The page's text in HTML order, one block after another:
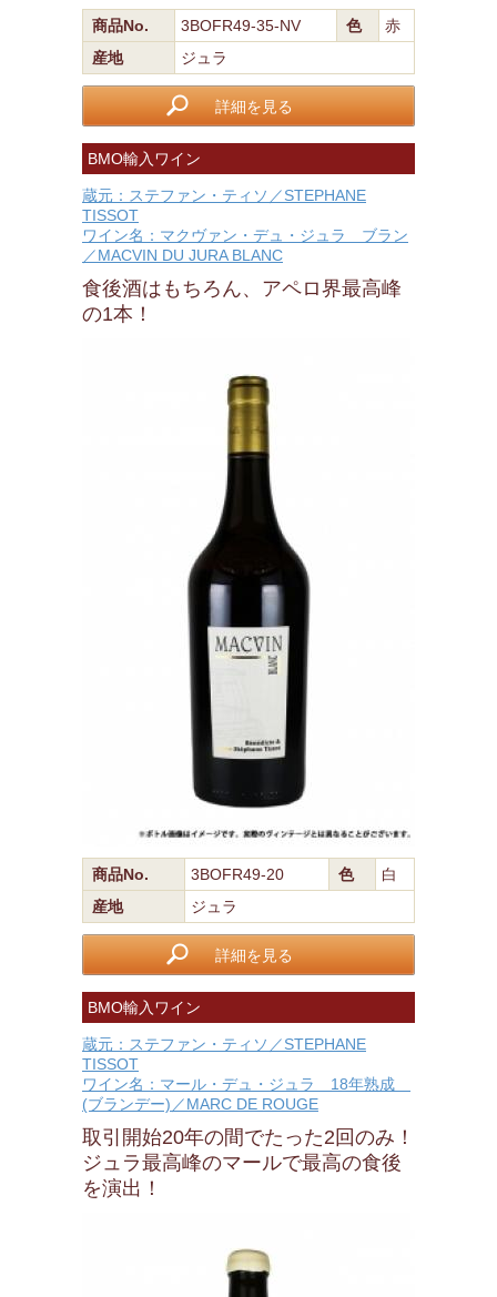
商品No. 3BOFR49-35-NV 色
赤
産地
ジュラ
詳細を見る
BMO輸入ワイン
蔵元：ステファン・ティソ／STEPHANE
TISSOT
ワイン名：マクヴァン・デュ・ジュラ ブラン
／MACVIN DU JURA BLANC
食後酒はもちろん、アペロ界最高峰
の1本！
商品No. 3BOFR49-20 色
白
産地
ジュラ
詳細を見る
BMO輸入ワイン
蔵元：ステファン・ティソ／STEPHANE
TISSOT
ワイン名：マール・デュ・ジュラ 18年熟成
(ブランデー)／MARC DE ROUGE
取引開始20年の間でたった2回のみ！
ジュラ最高峰のマールで最高の食後
を演出！